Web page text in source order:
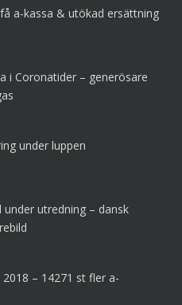
a-kassa & utökad ersättning
i Coronatider – generösare
under luppen
utredning – dansk
– 14271 st fler a-